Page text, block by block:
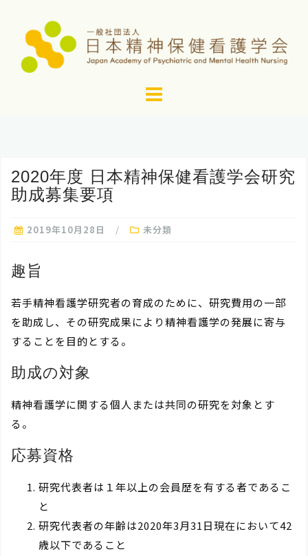
2020年度 日本精神保健看護学会研究
助成募集要項
2019年10月28日 未分類
趣旨
若手精神看護学研究者の育成のために、研究費用の一部
を助成し、その研究成果により精神看護学の発展に寄与
することを目的とする。
助成の対象
精神看護学に関する個人または共同の研究を対象とす
る。
応募資格
研究代表者は１年以上の会員歴を有する者であるこ
と
研究代表者の年齢は2020年3月31日現在において42
歳以下であること